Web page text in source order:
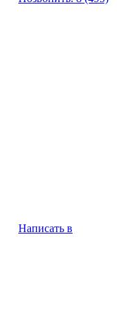
Написать в